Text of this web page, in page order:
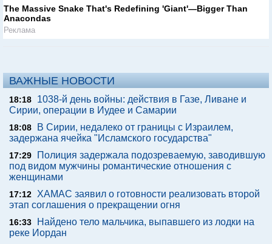
The Massive Snake That's Redefining 'Giant'—Bigger Than
Anacondas
Реклама
ВАЖНЫЕ НОВОСТИ
18:18
1038-й день войны: действия в Газе, Ливане и
Сирии, операции в Иудее и Самарии
18:08
В Сирии, недалеко от границы с Израилем,
задержана ячейка "Исламского государства"
17:29
Полиция задержала подозреваемую, заводившую
под видом мужчины романтические отношения с
женщинами
17:12 ХАМАС заявил о готовности реализовать второй
этап соглашения о прекращении огня
16:33
Найдено тело мальчика, выпавшего из лодки на
реке Иордан